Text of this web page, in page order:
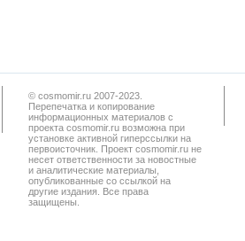
© cosmomir.ru 2007-2023.
Перепечатка и копирование
информационных материалов с
проекта cosmomir.ru возможна при
установке активной гиперссылки на
первоисточник. Проект cosmomir.ru не
несет ответственности за новостные
и аналитические материалы,
опубликованные со ссылкой на
другие издания. Все права
защищены.